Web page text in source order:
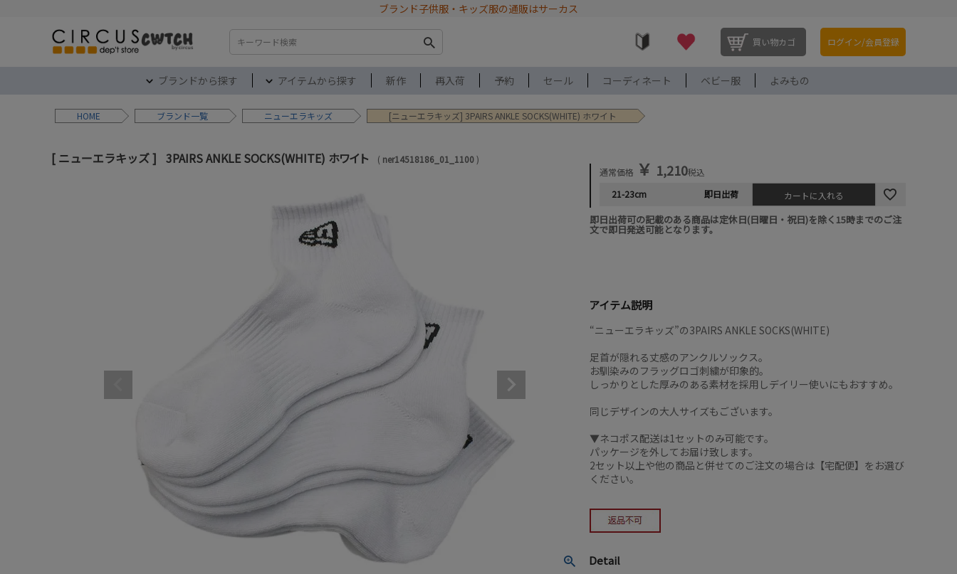
ブランド子供服・キッズ服の通販はサーカス
検索 買い物カゴ ログイン/会員登録
ブランドから探す アイテムから探す 新作 再入荷 予約 セール コーディネート ベビー服 よみもの
HOME ブランド ニューエラキッズ [ニューエラキッズ] 3PAIRS ANKLE SOCKS(WHITE) ホワイト
ニューエラキッズ 3PAIRS ANKLE SOCKS(WHITE) ホワイト ner14518186_01_1100
通常価格 ￥ 1,210税込
21-23cm
即日出荷 カートに入れる
即日出荷可の記載のある商品は定休日(日曜日・祝日)を除く15時までのご注
文で即日発送可能となります。
アイテム説明
“ニューエラキッズ”の3PAIRS ANKLE SOCKS(WHITE)
足首が隠れる丈感のアンクルソックス。
お馴染みのフラッグロゴ刺繍が印象的。
しっかりとした厚みのある素材を採用しデイリー使いにもおすすめ。
同じデザインの大人サイズもございます。
▼ネコポス配送は1セットのみ可能です。
パッケージを外してお届け致します。
2セット以上や他の商品と併せてのご注文の場合は【宅配便】をお選び
ください。
Detail